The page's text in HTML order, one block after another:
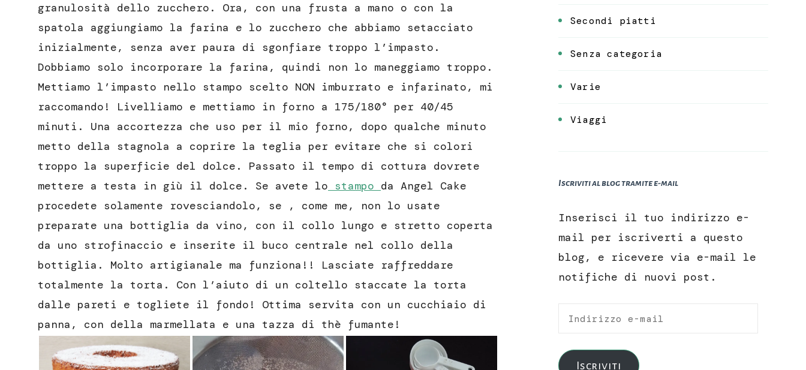
granulosità dello zucchero. Ora, con una frusta a mano o con la
spatola aggiungiamo la farina e lo zucchero che abbiamo setacciato
inizialmente, senza aver paura di sgonfiare troppo l’impasto.
Dobbiamo solo incorporare la farina, quindi non lo maneggiamo troppo.
Mettiamo l’impasto nello stampo scelto NON imburrato e infarinato, mi
raccomando! Livelliamo e mettiamo in forno a 175/180° per 40/45
minuti. Una accortezza che uso per il mio forno, dopo qualche minuto
metto della stagnola a coprire la teglia per evitare che si colori
troppo la superficie del dolce. Passato il tempo di cottura dovrete
mettere a testa in giù il dolce. Se avete lo stampo da Angel Cake
procedete solamente rovesciandolo, se , come me, non lo usate
preparate una bottiglia da vino, con il collo lungo e stretto coperta
da uno strofinaccio e inserite il buco centrale nel collo della
bottiglia. Molto artigianale ma funziona!! Lasciate raffreddare
totalmente la torta. Con l’aiuto di un coltello staccate la torta
dalle pareti e togliete il fondo! Ottima servita con un cucchiaio di
panna, con della marmellata e una tazza di thè fumante!
Secondi piatti
Senza categoria
Varie
Viaggi
Iscriviti al blog tramite e-mail
Inserisci il tuo indirizzo e-
mail per iscriverti a questo
blog, e ricevere via e-mail le
notifiche di nuovi post.
Indirizzo
mail
Iscriviti